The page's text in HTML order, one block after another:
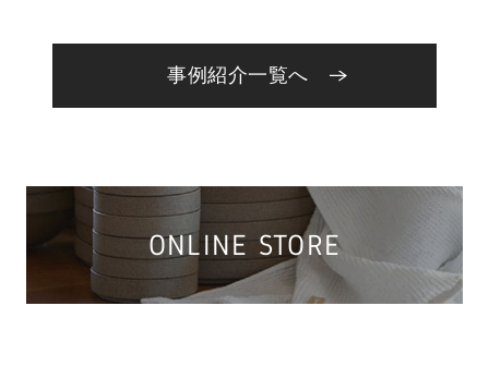
事例紹介一覧へ
ONLINE STORE